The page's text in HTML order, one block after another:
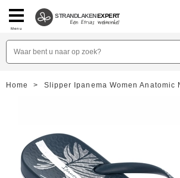
Menu
STRANDLAKENEXPERT
Home > Slipper Ipanema Women Anatomic